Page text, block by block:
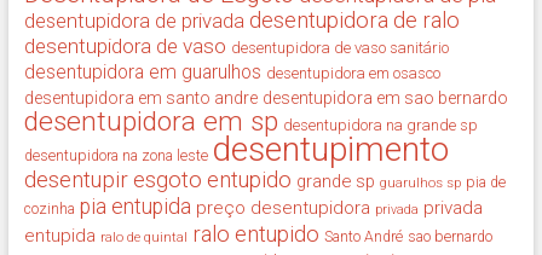
desentupidora de privada desentupidora de ralo
desentupidora de vaso desentupidora de vaso sanitário
desentupidora em guarulhos desentupidora em osasco
desentupidora em santo andre desentupidora em sao bernardo
desentupidora em sp desentupidora na grande sp
desentupidora na zona leste desentupimento
desentupir esgoto entupido grande sp guarulhos sp pia de
cozinha pia entupida preço desentupidora privada privada
entupida ralo de quintal ralo entupido Santo André sao bernardo